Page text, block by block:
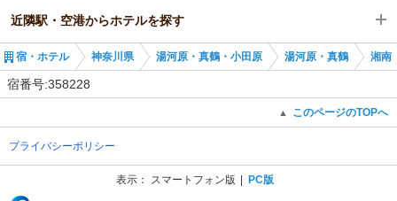
湯河原・真鶴・小田原
湯河原・真鶴
神奈川県
湯河原・真鶴・小田原
近隣駅・空港からホテルを探す
真鶴駅
宿・ホテル 神奈川県 湯河原・真鶴・小田原 湯河原・真鶴 湘
宿番号:358228
▲ このページのTOPへ
プライバシーポリシー
表示： スマートフォン版 PC版